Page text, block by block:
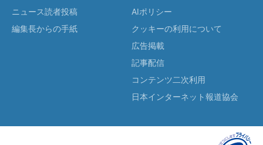
ニュース読者投稿
編集長からの手紙
AIポリシー
クッキーの利用について
広告掲載
記事配信
コンテンツ二次利用
日本インターネット報道協会